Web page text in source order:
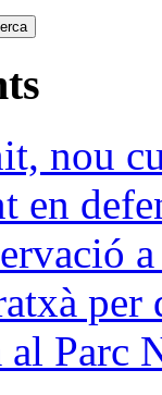
nou
en
per
Parc